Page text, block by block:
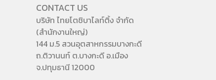
CONTACT US
บริษัท ไทยโตชิบาไลท์ติ้ง จำกัด
(สำนักงานใหญ่)
144 ม.5 สวนอุตสาหกรรมบางกะดี
ถ.ติวานนท์ ต.บางกะดี อ.เมือง
จ.ปทุมธานี 12000